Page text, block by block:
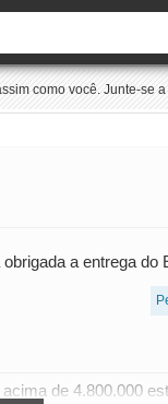
como você. Junte-se
a entrega do
de 4.800.000